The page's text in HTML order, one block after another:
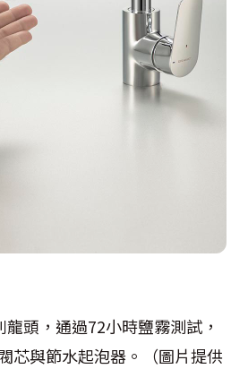
頭，通過72小時鹽霧測試，
芯與節水起泡器。（圖片提供